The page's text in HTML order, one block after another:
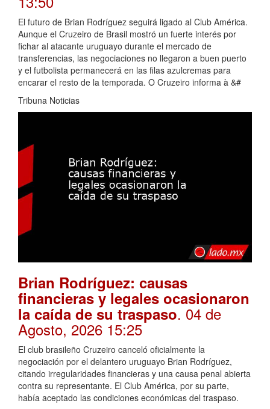
El futuro de Brian Rodríguez seguirá ligado al Club América.
Aunque el Cruzeiro de Brasil mostró un fuerte interés por
fichar al atacante uruguayo durante el mercado de
transferencias, las negociaciones no llegaron a buen puerto
y el futbolista permanecerá en las filas azulcremas para
encarar el resto de la temporada. O Cruzeiro informa à &#
Tribuna Noticias
Brian Rodríguez: causas
financieras y legales ocasionaron
la caída de su traspaso. 04 de
Agosto, 2026 15:25
El club brasileño Cruzeiro canceló oficialmente la
negociación por el delantero uruguayo Brian Rodríguez,
citando irregularidades financieras y una causa penal abierta
contra su representante. El Club América, por su parte,
había aceptado las condiciones económicas del traspaso.